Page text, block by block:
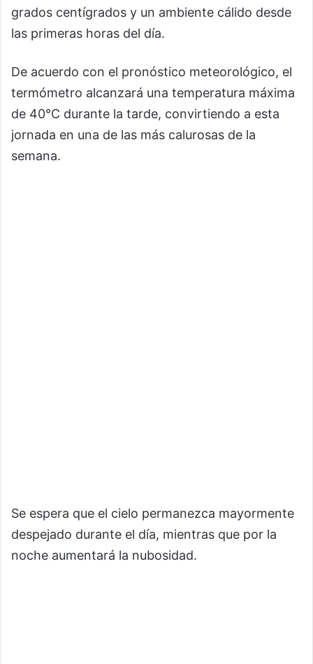
grados centígrados y un ambiente cálido desde
las primeras horas del día.
De acuerdo con el pronóstico meteorológico, el
termómetro alcanzará una temperatura máxima
de 40°C durante la tarde, convirtiendo a esta
jornada en una de las más calurosas de la
semana.
Se espera que el cielo permanezca mayormente
despejado durante el día, mientras que por la
noche aumentará la nubosidad.